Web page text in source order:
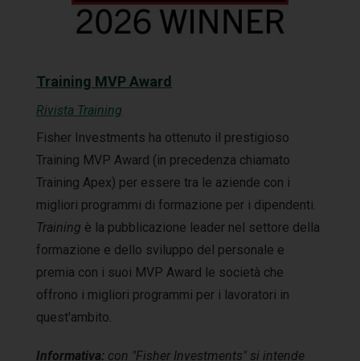
Training MVP Award
Rivista Training
Fisher Investments ha ottenuto il prestigioso
Training MVP Award (in precedenza chiamato
Training Apex) per essere tra le aziende con i
migliori programmi di formazione per i dipendenti.
Training è la pubblicazione leader nel settore della
formazione e dello sviluppo del personale e
premia con i suoi MVP Award le società che
offrono i migliori programmi per i lavoratori in
quest'ambito.
Informativa: con "Fisher Investments" si intende